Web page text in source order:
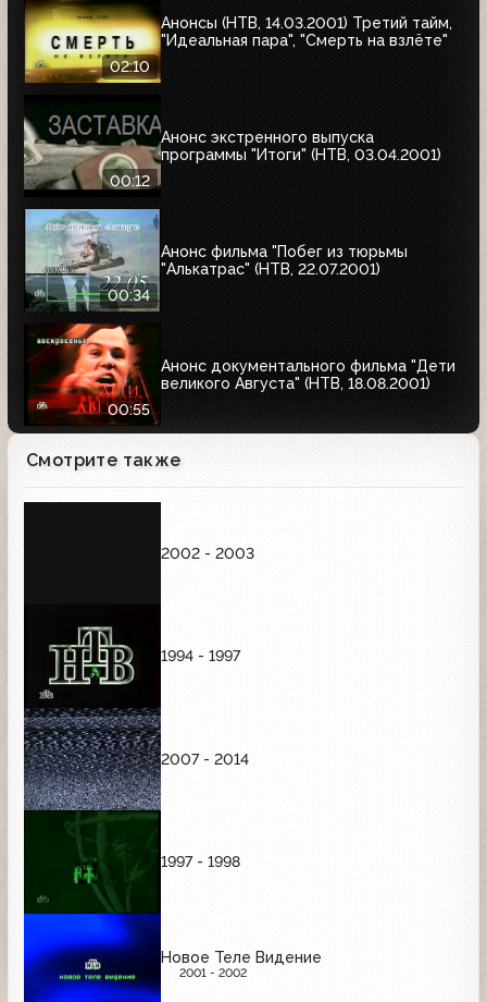
02:10
Анонсы (НТВ, 14.03.2001) Третий тайм,
"Идеальная пара", "Смерть на взлёте"
00:12
Анонс экстренного выпуска
программы "Итоги" (НТВ, 03.04.2001)
00:34
Анонс фильма "Побег из тюрьмы
"Алькатрас" (НТВ, 22.07.2001)
00:55
Анонс документального фильма "Дети
великого Августа" (НТВ, 18.08.2001)
Смотрите также
2002 - 2003
1994 - 1997
2007 - 2014
1997 - 1998
Новое Теле Видение
2001 - 2002